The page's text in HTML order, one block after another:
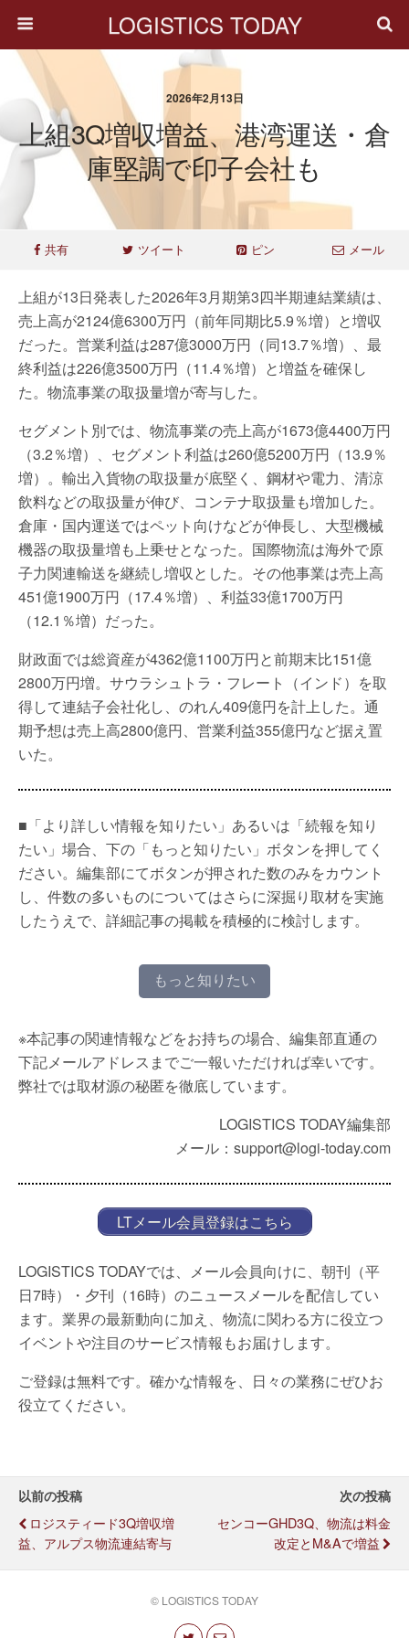
LOGISTICS TODAY
2026年2月13日
上組3Q増収増益、港湾運送・倉
庫堅調で印子会社も
共有 ツイート ピン メール
上組が13日発表した2026年3月期第3四半期連結業績は、
売上高が2124億6300万円（前年同期比5.9％増）と増収
だった。営業利益は287億3000万円（同13.7％増）、最
終利益は226億3500万円（11.4％増）と増益を確保し
た。物流事業の取扱量増が寄与した。
セグメント別では、物流事業の売上高が1673億4400万円
（3.2％増）、セグメント利益は260億5200万円（13.9％
増）。輸出入貨物の取扱量が底堅く、鋼材や電力、清涼
飲料などの取扱量が伸び、コンテナ取扱量も増加した。
倉庫・国内運送ではペット向けなどが伸長し、大型機械
機器の取扱量増も上乗せとなった。国際物流は海外で原
子力関連輸送を継続し増収とした。その他事業は売上高
451億1900万円（17.4％増）、利益33億1700万円
（12.1％増）だった。
財政面では総資産が4362億1100万円と前期末比151億
2800万円増。サウラシュトラ・フレート（インド）を取
得して連結子会社化し、のれん409億円を計上した。通
期予想は売上高2800億円、営業利益355億円など据え置
いた。
■「より詳しい情報を知りたい」あるいは「続報を知り
たい」場合、下の「もっと知りたい」ボタンを押してく
ださい。編集部にてボタンが押された数のみをカウント
し、件数の多いものについてはさらに深掘り取材を実施
したうえで、詳細記事の掲載を積極的に検討します。
もっと知りたい
※本記事の関連情報などをお持ちの場合、編集部直通の
下記メールアドレスまでご一報いただければ幸いです。
弊社では取材源の秘匿を徹底しています。
LOGISTICS TODAY編集部
メール：support@logi-today.com
LTメール会員登録はこちら
LOGISTICS TODAYでは、メール会員向けに、朝刊（平
日7時）・夕刊（16時）のニュースメールを配信してい
ます。業界の最新動向に加え、物流に関わる方に役立つ
イベントや注目のサービス情報もお届けします。
ご登録は無料です。確かな情報を、日々の業務にぜひお
役立てください。
以前の投稿
ロジスティード3Q増収増
益、アルプス物流連結寄与
次の投稿
センコーGHD3Q、物流は料金
改定とM&Aで増益
© LOGISTICS TODAY